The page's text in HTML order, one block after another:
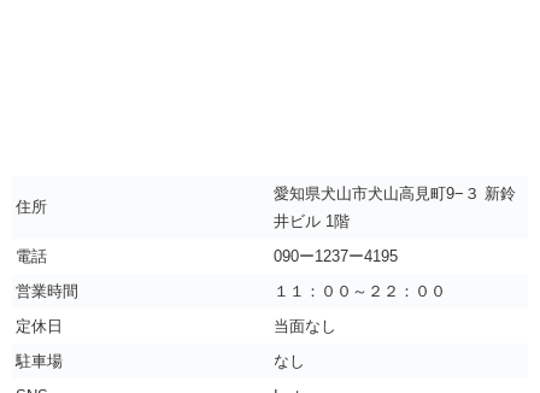
住所
愛知県犬山市犬山高見町9−３ 新鈴
井ビル 1階
電話
090ー1237ー4195
営業時間
１１：００～２２：００
定休日
当面なし
駐車場
なし